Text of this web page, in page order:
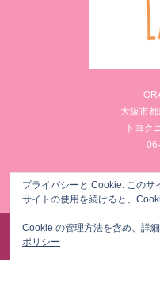
大阪市
トヨク
Facebook
Instagram
©様々な女性のからだのお悩みを筋膜
プライバシーと Cookie: この
サイトの使用を続けると、
Cookie の管理方法を含め、詳
ポリシー